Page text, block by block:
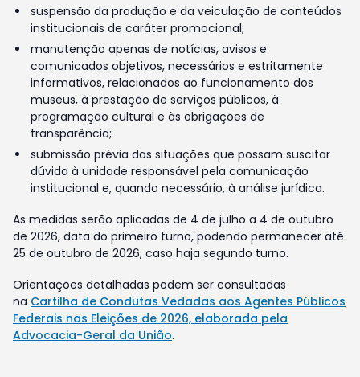
suspensão da produção e da veiculação de conteúdos
institucionais de caráter promocional;
manutenção apenas de notícias, avisos e
comunicados objetivos, necessários e estritamente
informativos, relacionados ao funcionamento dos
museus, à prestação de serviços públicos, à
programação cultural e às obrigações de
transparência;
submissão prévia das situações que possam suscitar
dúvida à unidade responsável pela comunicação
institucional e, quando necessário, à análise jurídica.
As medidas serão aplicadas de 4 de julho a 4 de outubro
de 2026, data do primeiro turno, podendo permanecer até
25 de outubro de 2026, caso haja segundo turno.
Orientações detalhadas podem ser consultadas
na Cartilha de Condutas Vedadas aos Agentes Públicos
Federais nas Eleições de 2026, elaborada pela
Advocacia-Geral da União.